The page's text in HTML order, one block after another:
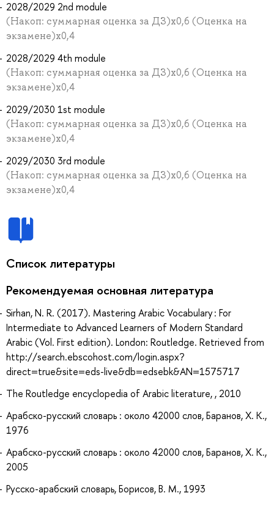
2028/2029 2nd module
(Накоп: суммарная оценка за ДЗ)х0,6 (Оценка на
экзамене)х0,4
2028/2029 4th module
(Накоп: суммарная оценка за ДЗ)х0,6 (Оценка на
экзамене)х0,4
2029/2030 1st module
(Накоп: суммарная оценка за ДЗ)х0,6 (Оценка на
экзамене)х0,4
2029/2030 3rd module
(Накоп: суммарная оценка за ДЗ)х0,6 (Оценка на
экзамене)х0,4
Список литературы
Рекомендуемая основная литература
Sirhan, N. R. (2017). Mastering Arabic Vocabulary : For
Intermediate to Advanced Learners of Modern Standard
Arabic (Vol. First edition). London: Routledge. Retrieved from
http://search.ebscohost.com/login.aspx?
direct=true&site=eds-live&db=edsebk&AN=1575717
The Routledge encyclopedia of Arabic literature, , 2010
Арабско-русский словарь : около 42000 слов, Баранов, Х. К.,
1976
Арабско-русский словарь : около 42000 слов, Баранов, Х. К.,
2005
Русско-арабский словарь, Борисов, В. М., 1993